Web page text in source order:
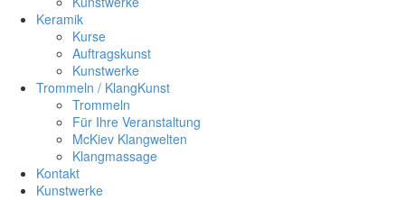
Keramik
Kurse
Auftragskunst
Kunstwerke
Trommeln / KlangKunst
Trommeln
Für Ihre Veranstaltung
McKiev Klangwelten
Klangmassage
Kontakt
Kunstwerke